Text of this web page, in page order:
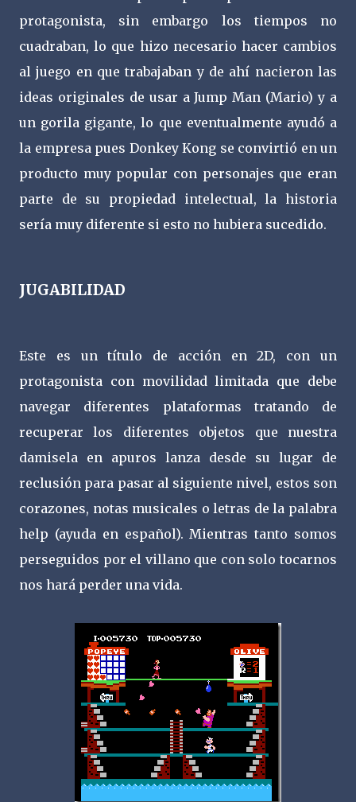
protagonista, sin embargo los tiempos no
cuadraban, lo que hizo necesario hacer cambios
al juego en que trabajaban y de ahí nacieron las
ideas originales de usar a Jump Man (Mario) y a
un gorila gigante, lo que eventualmente ayudó a
la empresa pues Donkey Kong se convirtió en un
producto muy popular con personajes que eran
parte de su propiedad intelectual, la historia
sería muy diferente si esto no hubiera sucedido.
JUGABILIDAD
Este es un título de acción en 2D, con un
protagonista con movilidad limitada que debe
navegar diferentes plataformas tratando de
recuperar los diferentes objetos que nuestra
damisela en apuros lanza desde su lugar de
reclusión para pasar al siguiente nivel, estos son
corazones, notas musicales o letras de la palabra
help (ayuda en español). Mientras tanto somos
perseguidos por el villano que con solo tocarnos
nos hará perder una vida.